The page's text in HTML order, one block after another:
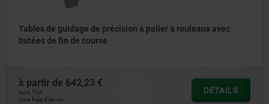
Tables de guidage de précision à palier à rouleaux avec
butées de fin de course
à partir de 642,23 €
hors TVA
hors frais d’envoi
DÉTAILS